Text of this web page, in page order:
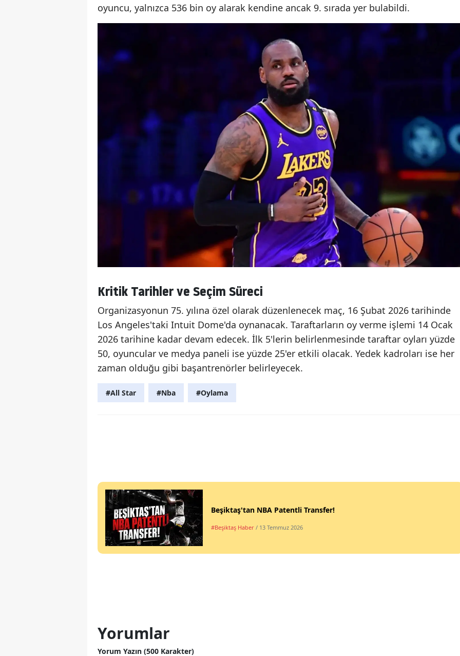
oyuncu, yalnızca 536 bin oy alarak kendine ancak 9. sırada yer bulabildi.
Kritik Tarihler ve Seçim Süreci
Organizasyonun 75. yılına özel olarak düzenlenecek maç, 16 Şubat 2026 tarihinde
Los Angeles'taki Intuit Dome'da oynanacak. Taraftarların oy verme işlemi 14 Ocak
2026 tarihine kadar devam edecek. İlk 5'lerin belirlenmesinde taraftar oyları yüzde
50, oyuncular ve medya paneli ise yüzde 25'er etkili olacak. Yedek kadroları ise her
zaman olduğu gibi başantrenörler belirleyecek.
#All Star #Nba #Oylama
Beşiktaş'tan NBA Patentli Transfer!
#Beşiktaş Haber / 13 Temmuz 2026
Yorumlar
Yorum Yazın (500 Karakter)